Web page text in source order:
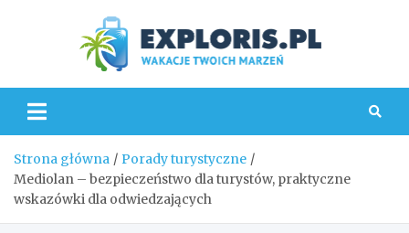
Strona główna
Porady turystyczne
Mediolan – bezpieczeństwo dla turystów, praktyczne
wskazówki dla odwiedzających